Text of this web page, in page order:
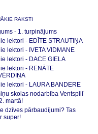
RAKSTI
- 1. turpinājums
lektori - EDĪTE STRAUTIŅA
lektori - IVETA VIDMANE
lektori - DACE GIELA
lektori - RENĀTE
lektori - LAURA BANDERE
skolas nodarbība Ventspilī
martā!
dzīves pārbaudījumi? Tas
super!